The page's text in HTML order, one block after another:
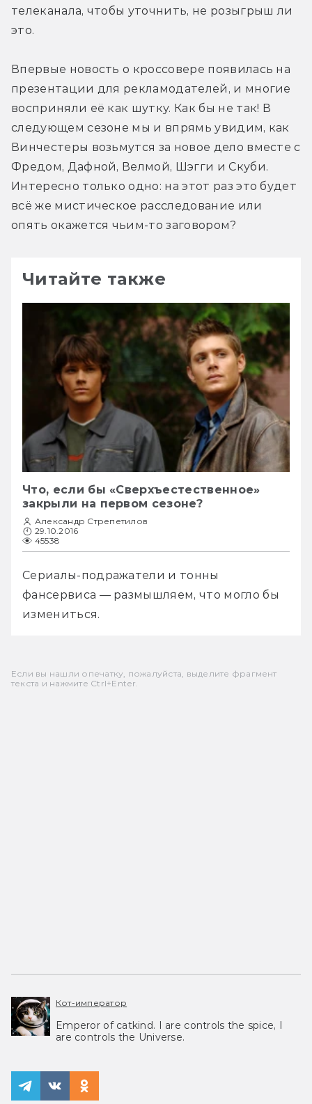
телеканала, чтобы уточнить, не розыгрыш ли
это.
Впервые новость о кроссовере появилась на
презентации для рекламодателей, и многие
восприняли её как шутку. Как бы не так! В
следующем сезоне мы и впрямь увидим, как
Винчестеры возьмутся за новое дело вместе с
Фредом, Дафной, Велмой, Шэгги и Скуби.
Интересно только одно: на этот раз это будет
всё же мистическое расследование или
опять окажется чьим-то заговором?
Читайте также
Что, если бы «Сверхъестественное»
закрыли на первом сезоне?
Александр Стрепетилов
29.10.2016
45538
Сериалы-подражатели и тонны
фансервиса — размышляем, что могло бы
измениться.
Если вы нашли опечатку, пожалуйста, выделите фрагмент
текста и нажмите Ctrl+Enter.
Кот-император
Emperor of catkind. I are controls the spice, I
are controls the Universe.